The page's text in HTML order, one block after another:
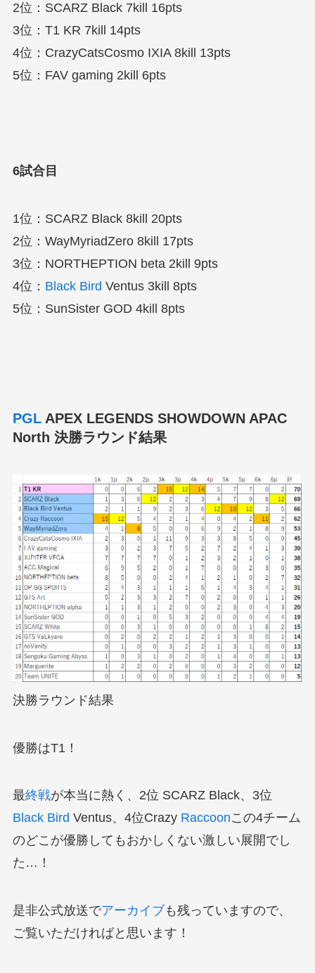
2位：SCARZ Black 7kill 16pts
3位：T1 KR 7kill 14pts
4位：CrazyCatsCosmo IXIA 8kill 13pts
5位：FAV gaming 2kill 6pts
6試合目
1位：SCARZ Black 8kill 20pts
2位：WayMyriadZero 8kill 17pts
3位：NORTHEPTION beta 2kill 9pts
4位： Black Bird Ventus 3kill 8pts
5位：SunSister GOD 4kill 8pts
PGLAPEX LEGENDS SHOWDOWN APAC
North 決勝ラウンド結果
決勝ラウンド結果
優勝はT1！
最終戦が本当に熱く、2位 SCARZ Black、3位
Black Bird Ventus、4位Crazy Raccoonこの4チーム
のどこが優勝してもおかしくない激しい展開でし
た…！
是非公式放送でアーカイブ も残っていますので、
ご覧いただければと思います！